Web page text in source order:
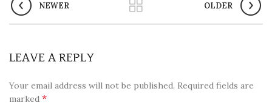
NEWER OLDER
LEAVE A REPLY
Your email address will not be published. Required fields are
marked *